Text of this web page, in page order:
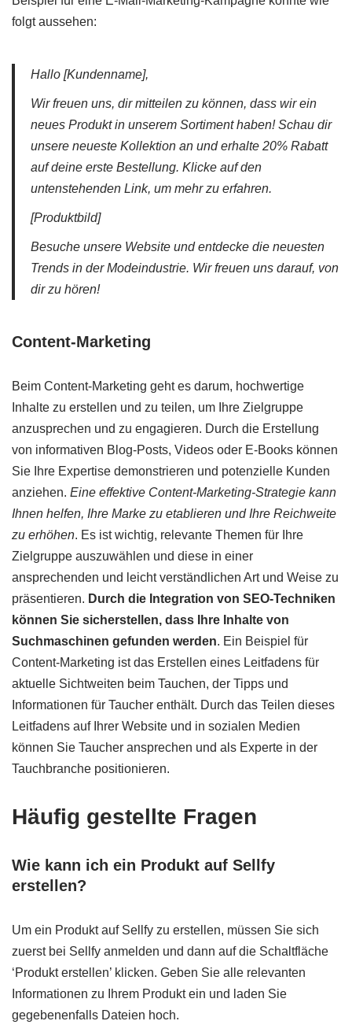
folgt aussehen:
Hallo [Kundenname],
Wir freuen uns, dir mitteilen zu können, dass wir ein
neues Produkt in unserem Sortiment haben! Schau dir
unsere neueste Kollektion an und erhalte 20% Rabatt
auf deine erste Bestellung. Klicke auf den
untenstehenden Link, um mehr zu erfahren.
[Produktbild]
Besuche unsere Website und entdecke die neuesten
Trends in der Modeindustrie. Wir freuen uns darauf, von
dir zu hören!
Content-Marketing
Beim Content-Marketing geht es darum, hochwertige
Inhalte zu erstellen und zu teilen, um Ihre Zielgruppe
anzusprechen und zu engagieren. Durch die Erstellung
von informativen Blog-Posts, Videos oder E-Books können
Sie Ihre Expertise demonstrieren und potenzielle Kunden
anziehen. Eine effektive Content-Marketing-Strategie kann
Ihnen helfen, Ihre Marke zu etablieren und Ihre Reichweite
zu erhöhen. Es ist wichtig, relevante Themen für Ihre
Zielgruppe auszuwählen und diese in einer
ansprechenden und leicht verständlichen Art und Weise zu
präsentieren. Durch die Integration von SEO-Techniken
können Sie sicherstellen, dass Ihre Inhalte von
Suchmaschinen gefunden werden. Ein Beispiel für
Content-Marketing ist das Erstellen eines Leitfadens für
aktuelle Sichtweiten beim Tauchen, der Tipps und
Informationen für Taucher enthält. Durch das Teilen dieses
Leitfadens auf Ihrer Website und in sozialen Medien
können Sie Taucher ansprechen und als Experte in der
Tauchbranche positionieren.
Häufig gestellte Fragen
Wie kann ich ein Produkt auf Sellfy
erstellen?
Um ein Produkt auf Sellfy zu erstellen, müssen Sie sich
zuerst bei Sellfy anmelden und dann auf die Schaltfläche
‘Produkt erstellen’ klicken. Geben Sie alle relevanten
Informationen zu Ihrem Produkt ein und laden Sie
gegebenenfalls Dateien hoch.